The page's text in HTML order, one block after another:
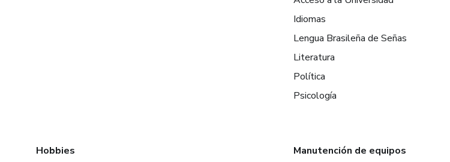
Idiomas
Lengua Brasileña de Señas
Literatura
Política
Psicología
Hobbies Manutención de equipos